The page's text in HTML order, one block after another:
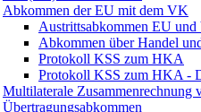
Abkommen der EU mit dem VK
Austrittsabkommen EU
Abkommen über Handel
Protokoll KSS zum HKA
Protokoll KSS zum HKA -
Multilaterale Zusammenrechnung
Übertragungsabkommen